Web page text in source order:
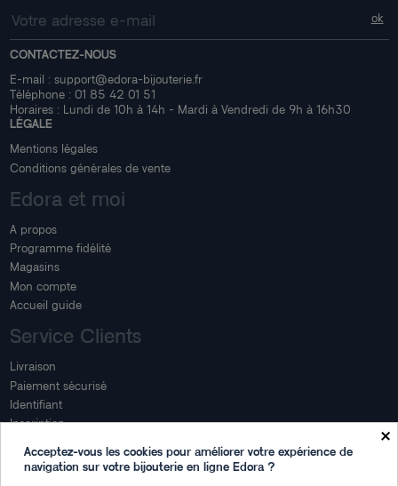
CONTACTEZ-NOUS
E-mail : support@edora-bijouterie.fr
Téléphone : 01 85 42 01 51
Horaires : Lundi de 10h à 14h - Mardi à Vendredi de 9h à 16h30
LÉGALE
Mentions légales
Conditions générales de vente
Edora et moi
A propos
Programme fidélité
Magasins
Mon compte
Accueil guide
Service Clients
Livraison
Paiement sécurisé
Identifiant
Inscription
Mon espace
×
Acceptez-vous les cookies pour améliorer votre expérience de
navigation sur votre bijouterie en ligne Edora ?